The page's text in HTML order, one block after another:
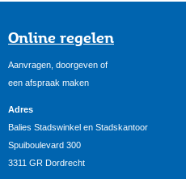
Online regelen
Aanvragen, doorgeven of
een afspraak maken
Adres
Balies Stadswinkel en Stadskantoor
Spuiboulevard 300
3311 GR Dordrecht